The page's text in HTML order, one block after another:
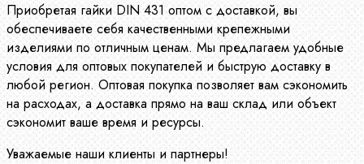
Приобретая гайки DIN 431 оптом с доставкой, вы
обеспечиваете себя качественными крепежными
изделиями по отличным ценам. Мы предлагаем удобные
условия для оптовых покупателей и быструю доставку в
любой регион. Оптовая покупка позволяет вам сэкономить
на расходах, а доставка прямо на ваш склад или объект
сэкономит ваше время и ресурсы.
Уважаемые наши клиенты и партнеры!